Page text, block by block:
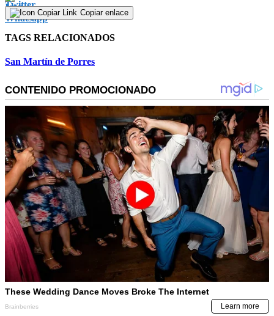
Copiar enlace
TAGS RELACIONADOS
San Martín de Porres